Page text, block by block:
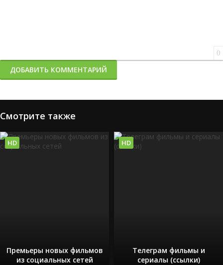
0
ДОБАВИТЬ КОММЕНТАРИЙ
Смотрите также
Премьеры новых фильмов
из социальных сетей
HD
Телеграм фильмы и
сериалы (ссылки)
HD